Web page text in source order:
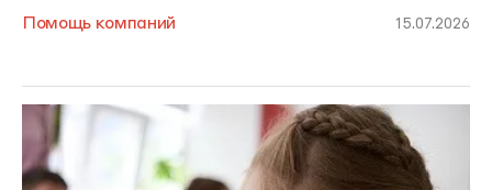
Помощь компаний 15.07.2026